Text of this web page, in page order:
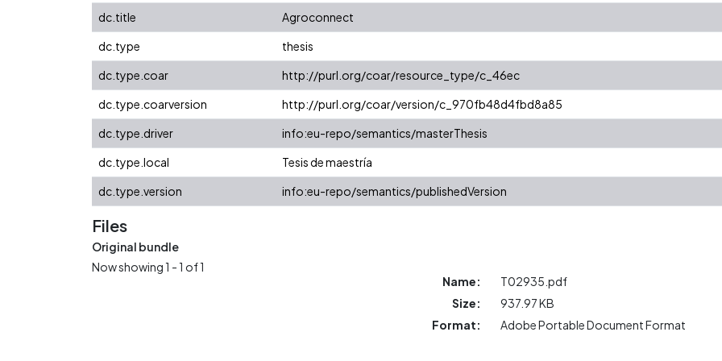
dc.title
Agroconnect
dc.type
thesis
dc.type.coar
http://purl.org/coar/resource_type/c_46ec
dc.type.coarversion
http://purl.org/coar/version/c_970fb48d4fbd8a85
dc.type.driver
info:eu-repo/semantics/masterThesis
dc.type.local
Tesis de maestría
dc.type.version
info:eu-repo/semantics/publishedVersion
Files
Original bundle
Now showing1 - 1 of 1
Name:
T02935.pdf
Size:
937.97 KB
Format:
Adobe Portable Document Format